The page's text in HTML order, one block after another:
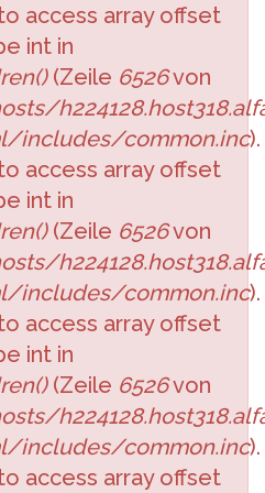
access array offset
int in
(Zeile 6526von
includes/common.inc).
access array offset
int in
(Zeile 6526von
includes/common.inc).
access array offset
int in
(Zeile 6526von
includes/common.inc).
access array offset